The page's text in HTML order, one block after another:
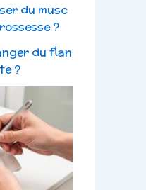
du musc
?
du flan
?